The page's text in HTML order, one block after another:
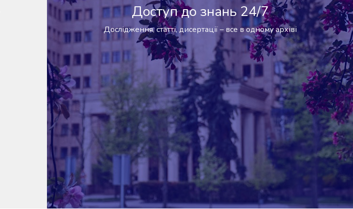
Доступ до знань 24/7
Дослідження, статті, дисертації – все в одному архіві